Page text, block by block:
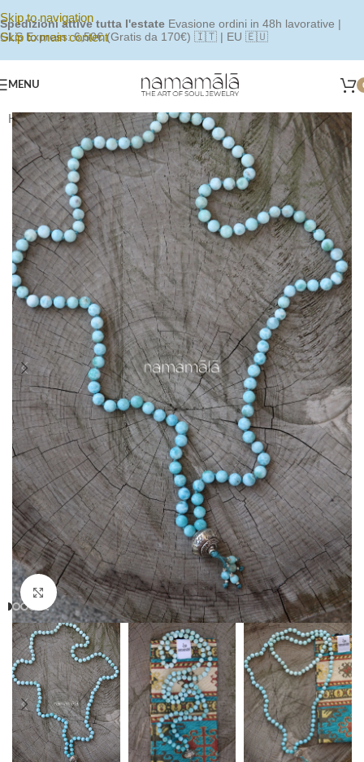
Skip to navigation
Skip to main content
Spedizioni attive tutta l'estate Evasione ordini in 48h lavorative |
GLS Express: 6,50€ (Gratis da 170€) 🇮🇹 | EU 🇪🇺
MENU
Home /Shop/Japamala
Clicca per ingrandire